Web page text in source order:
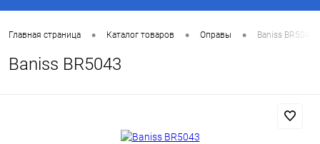
Главная страница • Каталог товаров • Оправы • Baniss BR5043
Baniss BR5043